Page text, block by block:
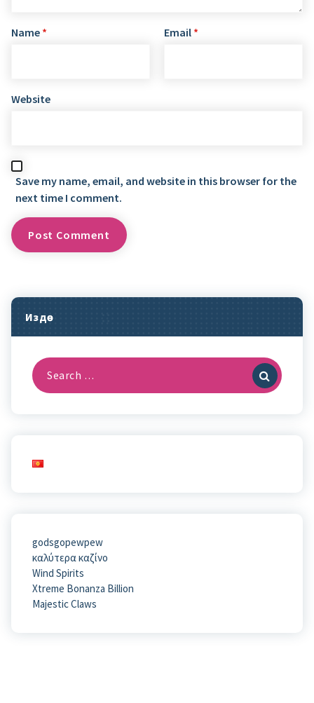
Name * Email *
Website
Save my name, email, and website in this browser for the
next time I comment.
Издөө
Search
for:
godsgopewpew
καλύτερα καζίνο
Wind Spirits
Xtreme Bonanza Billion
Majestic Claws